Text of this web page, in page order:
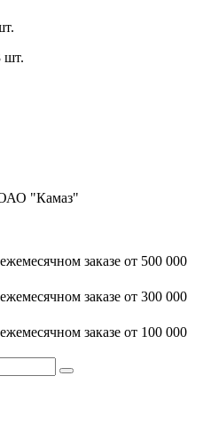
шт.
"Камаз"
заказе от 500 000
заказе от 300 000
заказе от 100 000